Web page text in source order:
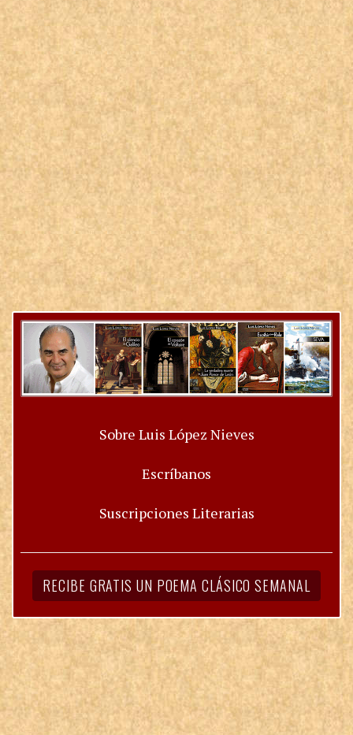
Sobre Luis López Nieves
Escríbanos
Suscripciones Literarias
RECIBE GRATIS UN POEMA CLÁSICO SEMANAL